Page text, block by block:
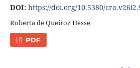
DOI: https://doi.org/10.5380/
Roberta de Queiroz Hesse
PDF